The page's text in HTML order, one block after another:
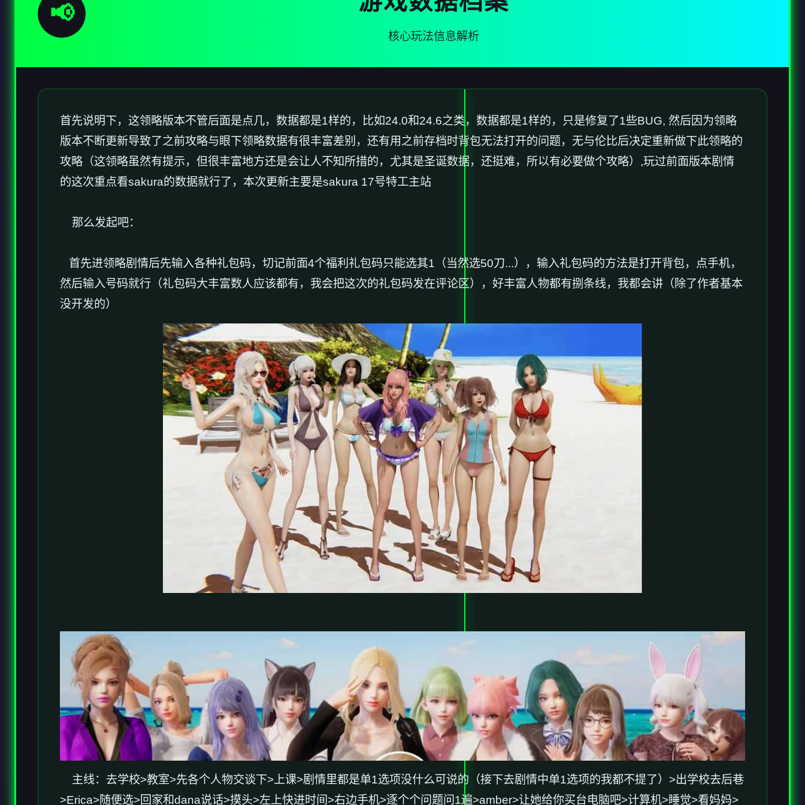
📢
核心玩法信息解析
首先说明下，这领略版本不管后面是点几，数据都是1样的，比如24.0和24.6之类，数据都是1样的，只是修复了1些BUG, 然后因为领略
版本不断更新导致了之前攻略与眼下领略数据有很丰富差别，还有用之前存档时背包无法打开的问题，无与伦比后决定重新做下此领略的
攻略（这领略虽然有提示，但很丰富地方还是会让人不知所措的，尤其是圣诞数据，还挺难，所以有必要做个攻略）,玩过前面版本剧情
的这次重点看sakura的数据就行了，本次更新主要是sakura 17号特工主站
那么发起吧：
首先进领略剧情后先输入各种礼包码，切记前面4个福利礼包码只能选其1（当然选50刀...），输入礼包码的方法是打开背包，点手机，
然后输入号码就行（礼包码大丰富数人应该都有，我会把这次的礼包码发在评论区），好丰富人物都有捌条线，我都会讲（除了作者基本
没开发的）
主线：去学校>教室>先各个人物交谈下>上课>剧情里都是单1选项没什么可说的（接下去剧情中单1选项的我都不提了）>出学校去后巷
>Erica>随便选>回家和dana说话>摸头>左上快进时间>右边手机>逐个个问题问1遍>amber>让她给你买台电脑吧>计算机>睡觉>看妈妈>